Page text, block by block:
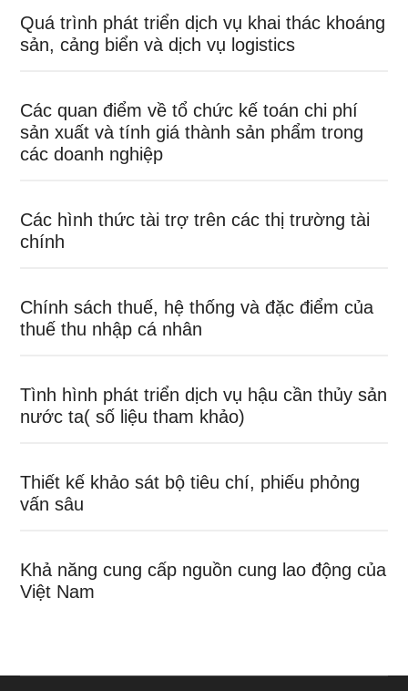
Quá trình phát triển dịch vụ khai thác khoáng
sản, cảng biển và dịch vụ logistics
Các quan điểm về tổ chức kế toán chi phí
sản xuất và tính giá thành sản phẩm trong
các doanh nghiệp
Các hình thức tài trợ trên các thị trường tài
chính
Chính sách thuế, hệ thống và đặc điểm của
thuế thu nhập cá nhân
Tình hình phát triển dịch vụ hậu cần thủy sản
nước ta( số liệu tham khảo)
Thiết kế khảo sát bộ tiêu chí, phiếu phỏng
vấn sâu
Khả năng cung cấp nguồn cung lao động của
Việt Nam